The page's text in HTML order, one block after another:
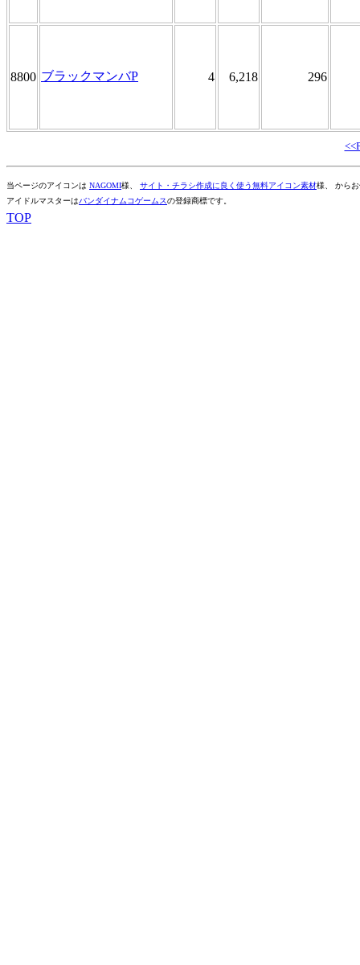
8800 ブラックマンバP 4 6,218 296
当ページのアイコンは NAGOMI様、 サイト・チラシ作成に良く使う無料アイコン素材様、 から
アイドルマスターはバンダイナムコゲームスの登録商標です。
TOP